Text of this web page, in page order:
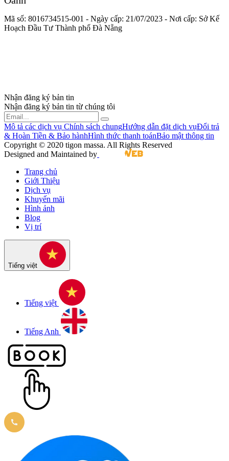
Mã số: 8016734515-001 - Ngày cấp: 21/07/2023 - Nơi cấp: Sở Kế
Hoạch Đầu Tư Thành phố Đà Nẵng
Nhận đăng ký bản tin
Nhận đăng ký bản tin từ chúng tôi
Mô tả các dịch vụ Chính sách chungHướng dẫn đặt dịch vụĐổi trả
& Hoàn Tiền & Bảo hànhHình thức thanh toánBảo mật thông tin
Copyright © 2020 tigon massa. All Rights Reserved
Designed and Maintained by
Trang chủ
Giới Thiệu
Dịch vụ
Khuyến mãi
Hình ảnh
Blog
Vị trí
Tiếng việt
Tiếng việt
Tiếng Anh